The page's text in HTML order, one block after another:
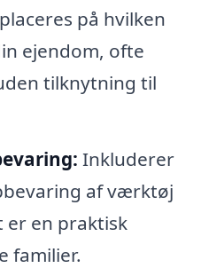
på hvilken
ejendom, ofte
tilknytning til
Inkluderer
af værktøj
er en praktisk
familier.